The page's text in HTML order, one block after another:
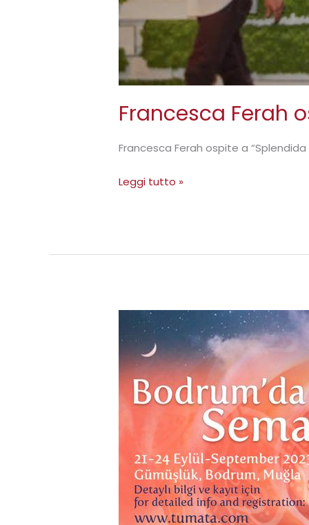
Francesca Ferah
Francesca Ferah ospite a
Leggi tutto »
Francesca
Ferah
ospite
della
famiglia
Sufi
Orüç
Güvenç